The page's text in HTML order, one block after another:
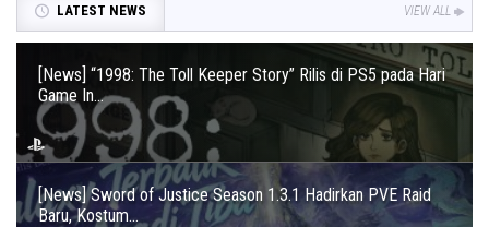
LATEST NEWS VIEW ALL
[News] “1998: The Toll Keeper Story” Rilis di PS5 pada Hari
Game In...
[News] Sword of Justice Season 1.3.1 Hadirkan PVE Raid
Baru, Kostum...